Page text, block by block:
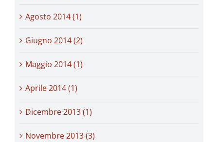
Agosto 2014 (1)
Giugno 2014 (2)
Maggio 2014 (1)
Aprile 2014 (1)
Dicembre 2013 (1)
Novembre 2013 (3)